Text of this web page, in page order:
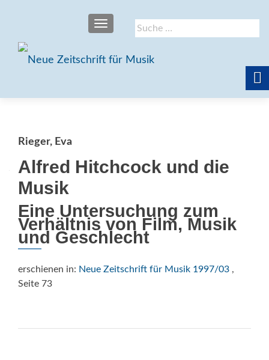
Suche
nach:
SCHALTE NAVIGATION
Rieger, Eva
Alfred Hitchcock und die
Musik
Eine Untersuchung zum
Verhältnis von Film, Musik
und Geschlecht
erschienen in: Neue Zeitschrift für Musik 1997/03 ,
Seite 73